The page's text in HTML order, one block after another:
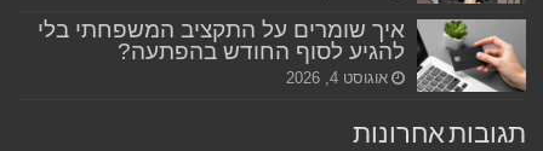
איך שומרים על התקציב המשפחתי בלי
להגיע לסוף החודש בהפתעה?
אוגוסט 4, 2026
תגובות אחרונות